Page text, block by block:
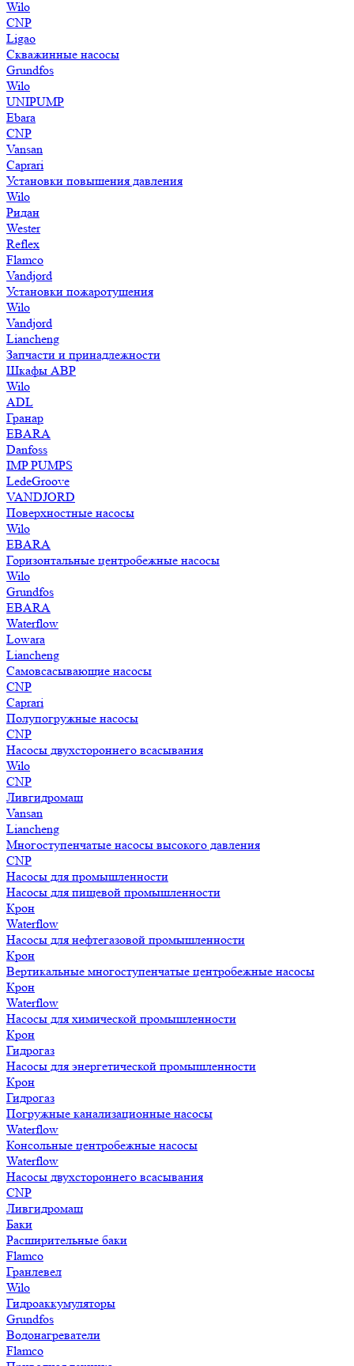
Wilo
CNP
Ligao
Скважинные насосы
Grundfos
Wilo
UNIPUMP
Ebara
CNP
Vansan
Caprari
Установки повышения давления
Wilo
Ридан
Wester
Reflex
Flamco
Vandjord
Установки пожаротушения
Wilo
Vandjord
Liancheng
Запчасти и принадлежности
Шкафы АВР
Wilo
ADL
Гранар
EBARA
Danfoss
IMP PUMPS
LedeGroove
VANDJORD
Поверхностные насосы
Wilo
EBARA
Горизонтальные центробежные насосы
Wilo
Grundfos
EBARA
Waterflow
Lowara
Liancheng
Самовсасывающие насосы
CNP
Caprari
Полупогружные насосы
CNP
Насосы двухстороннего всасывания
Wilo
CNP
Ливгидромаш
Vansan
Liancheng
Многоступенчатые насосы высокого давления
CNP
Насосы для промышленности
Насосы для пищевой промышленности
Крон
Waterflow
Насосы для нефтегазовой промышленности
Крон
Вертикальные многоступенчатые центробежные насосы
Крон
Waterflow
Насосы для химической промышленности
Крон
Гидрогаз
Насосы для энергетической промышленности
Крон
Гидрогаз
Погружные канализационные насосы
Waterflow
Консольные центробежные насосы
Waterflow
Насосы двухстороннего всасывания
CNP
Ливгидромаш
Баки
Расширительные баки
Flamco
Гранлевел
Wilo
Гидроаккумуляторы
Grundfos
Водонагреватели
Flamco